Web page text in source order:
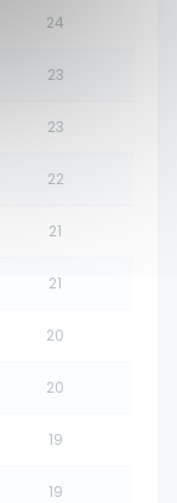
24
23
23
22
21
21
20
20
19
19